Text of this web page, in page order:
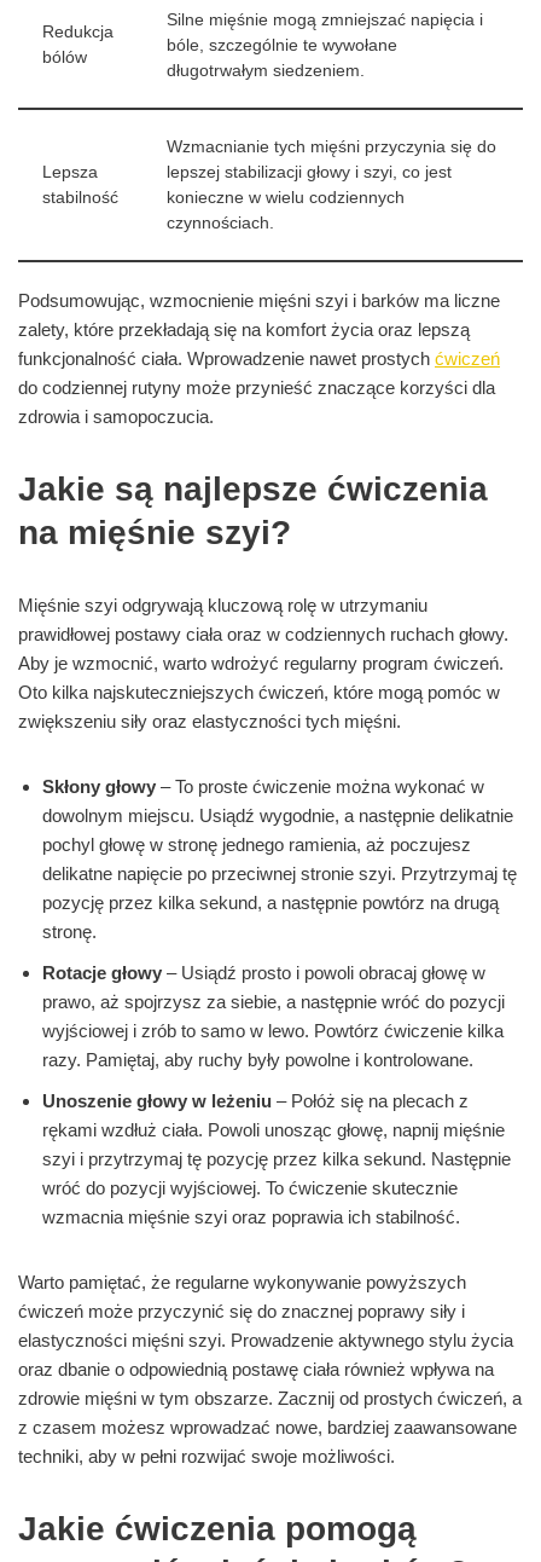
Redukcja
bólów
Silne mięśnie mogą zmniejszać napięcia i
bóle, szczególnie te wywołane
długotrwałym siedzeniem.
Lepsza
stabilność
Wzmacnianie tych mięśni przyczynia się do
lepszej stabilizacji głowy i szyi, co jest
konieczne w wielu codziennych
czynnościach.
Podsumowując, wzmocnienie mięśni szyi i barków ma liczne
zalety, które przekładają się na komfort życia oraz lepszą
funkcjonalność ciała. Wprowadzenie nawet prostych ćwiczeń
do codziennej rutyny może przynieść znaczące korzyści dla
zdrowia i samopoczucia.
Jakie są najlepsze ćwiczenia
na mięśnie szyi?
Mięśnie szyi odgrywają kluczową rolę w utrzymaniu
prawidłowej postawy ciała oraz w codziennych ruchach głowy.
Aby je wzmocnić, warto wdrożyć regularny program ćwiczeń.
Oto kilka najskuteczniejszych ćwiczeń, które mogą pomóc w
zwiększeniu siły oraz elastyczności tych mięśni.
Skłony głowy – To proste ćwiczenie można wykonać w
dowolnym miejscu. Usiądź wygodnie, a następnie delikatnie
pochyl głowę w stronę jednego ramienia, aż poczujesz
delikatne napięcie po przeciwnej stronie szyi. Przytrzymaj tę
pozycję przez kilka sekund, a następnie powtórz na drugą
stronę.
Rotacje głowy – Usiądź prosto i powoli obracaj głowę w
prawo, aż spojrzysz za siebie, a następnie wróć do pozycji
wyjściowej i zrób to samo w lewo. Powtórz ćwiczenie kilka
razy. Pamiętaj, aby ruchy były powolne i kontrolowane.
Unoszenie głowy w leżeniu – Połóż się na plecach z
rękami wzdłuż ciała. Powoli unosząc głowę, napnij mięśnie
szyi i przytrzymaj tę pozycję przez kilka sekund. Następnie
wróć do pozycji wyjściowej. To ćwiczenie skutecznie
wzmacnia mięśnie szyi oraz poprawia ich stabilność.
Warto pamiętać, że regularne wykonywanie powyższych
ćwiczeń może przyczynić się do znacznej poprawy siły i
elastyczności mięśni szyi. Prowadzenie aktywnego stylu życia
oraz dbanie o odpowiednią postawę ciała również wpływa na
zdrowie mięśni w tym obszarze. Zacznij od prostych ćwiczeń, a
z czasem możesz wprowadzać nowe, bardziej zaawansowane
techniki, aby w pełni rozwijać swoje możliwości.
Jakie ćwiczenia pomogą